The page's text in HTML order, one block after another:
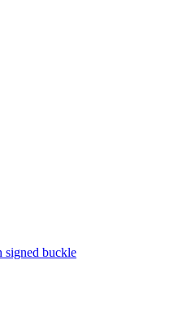
signed buckle